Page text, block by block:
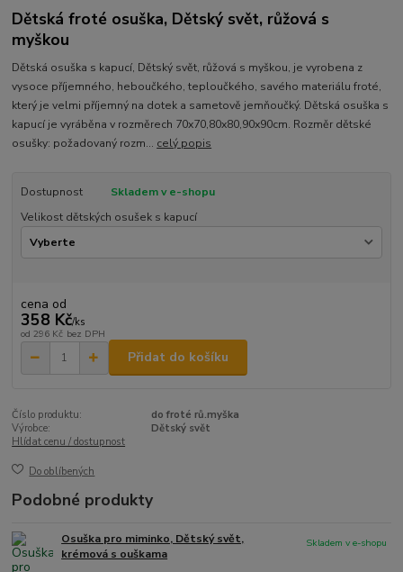
Dětská froté osuška, Dětský svět, růžová s
myškou
Dětská osuška s kapucí, Dětský svět, růžová s myškou, je vyrobena z
vysoce příjemného, heboučkého, teploučkého, savého materiálu froté,
který je velmi příjemný na dotek a sametově jemňoučký. Dětská osuška s
kapucí je vyráběna v rozměrech 70x70,80x80,90x90cm. Rozměr dětské
osušky: požadovaný rozm... celý popis
Dostupnost
Skladem v e-shopu
Velikost dětských osušek s kapucí
cena od
358 Kč/ks
od 296 Kč bez DPH
Přidat do košíku
Číslo produktu:
do froté rů.myška
Výrobce:
Dětský svět
Hlídat cenu / dostupnost
Do oblíbených
Podobné produkty
Osuška pro miminko, Dětský svět,
krémová s ouškama
Skladem v e-shopu